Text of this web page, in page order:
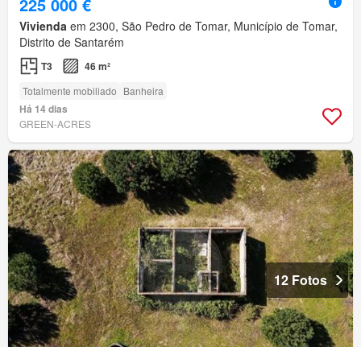
Vivienda em 2300, São Pedro de Tomar, Município de Tomar,
Distrito de Santarém
T3 46 m²
Totalmente mobiliado Banheira
Há 14 dias
GREEN-ACRES
12 Fotos